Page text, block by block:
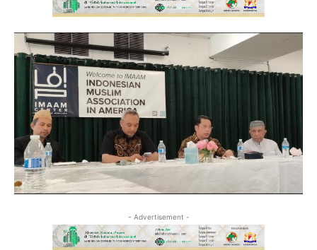
- Advertisement -